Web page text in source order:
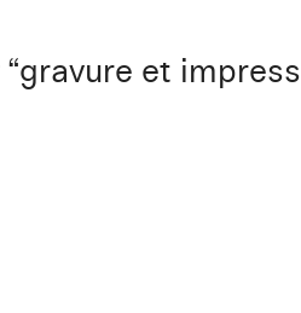
et